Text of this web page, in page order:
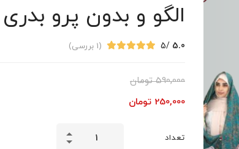
الگو و بدون پرو بدری
5.0
/5
(
1 بررسی)
590,000 تومان
250,000 تومان
تعداد